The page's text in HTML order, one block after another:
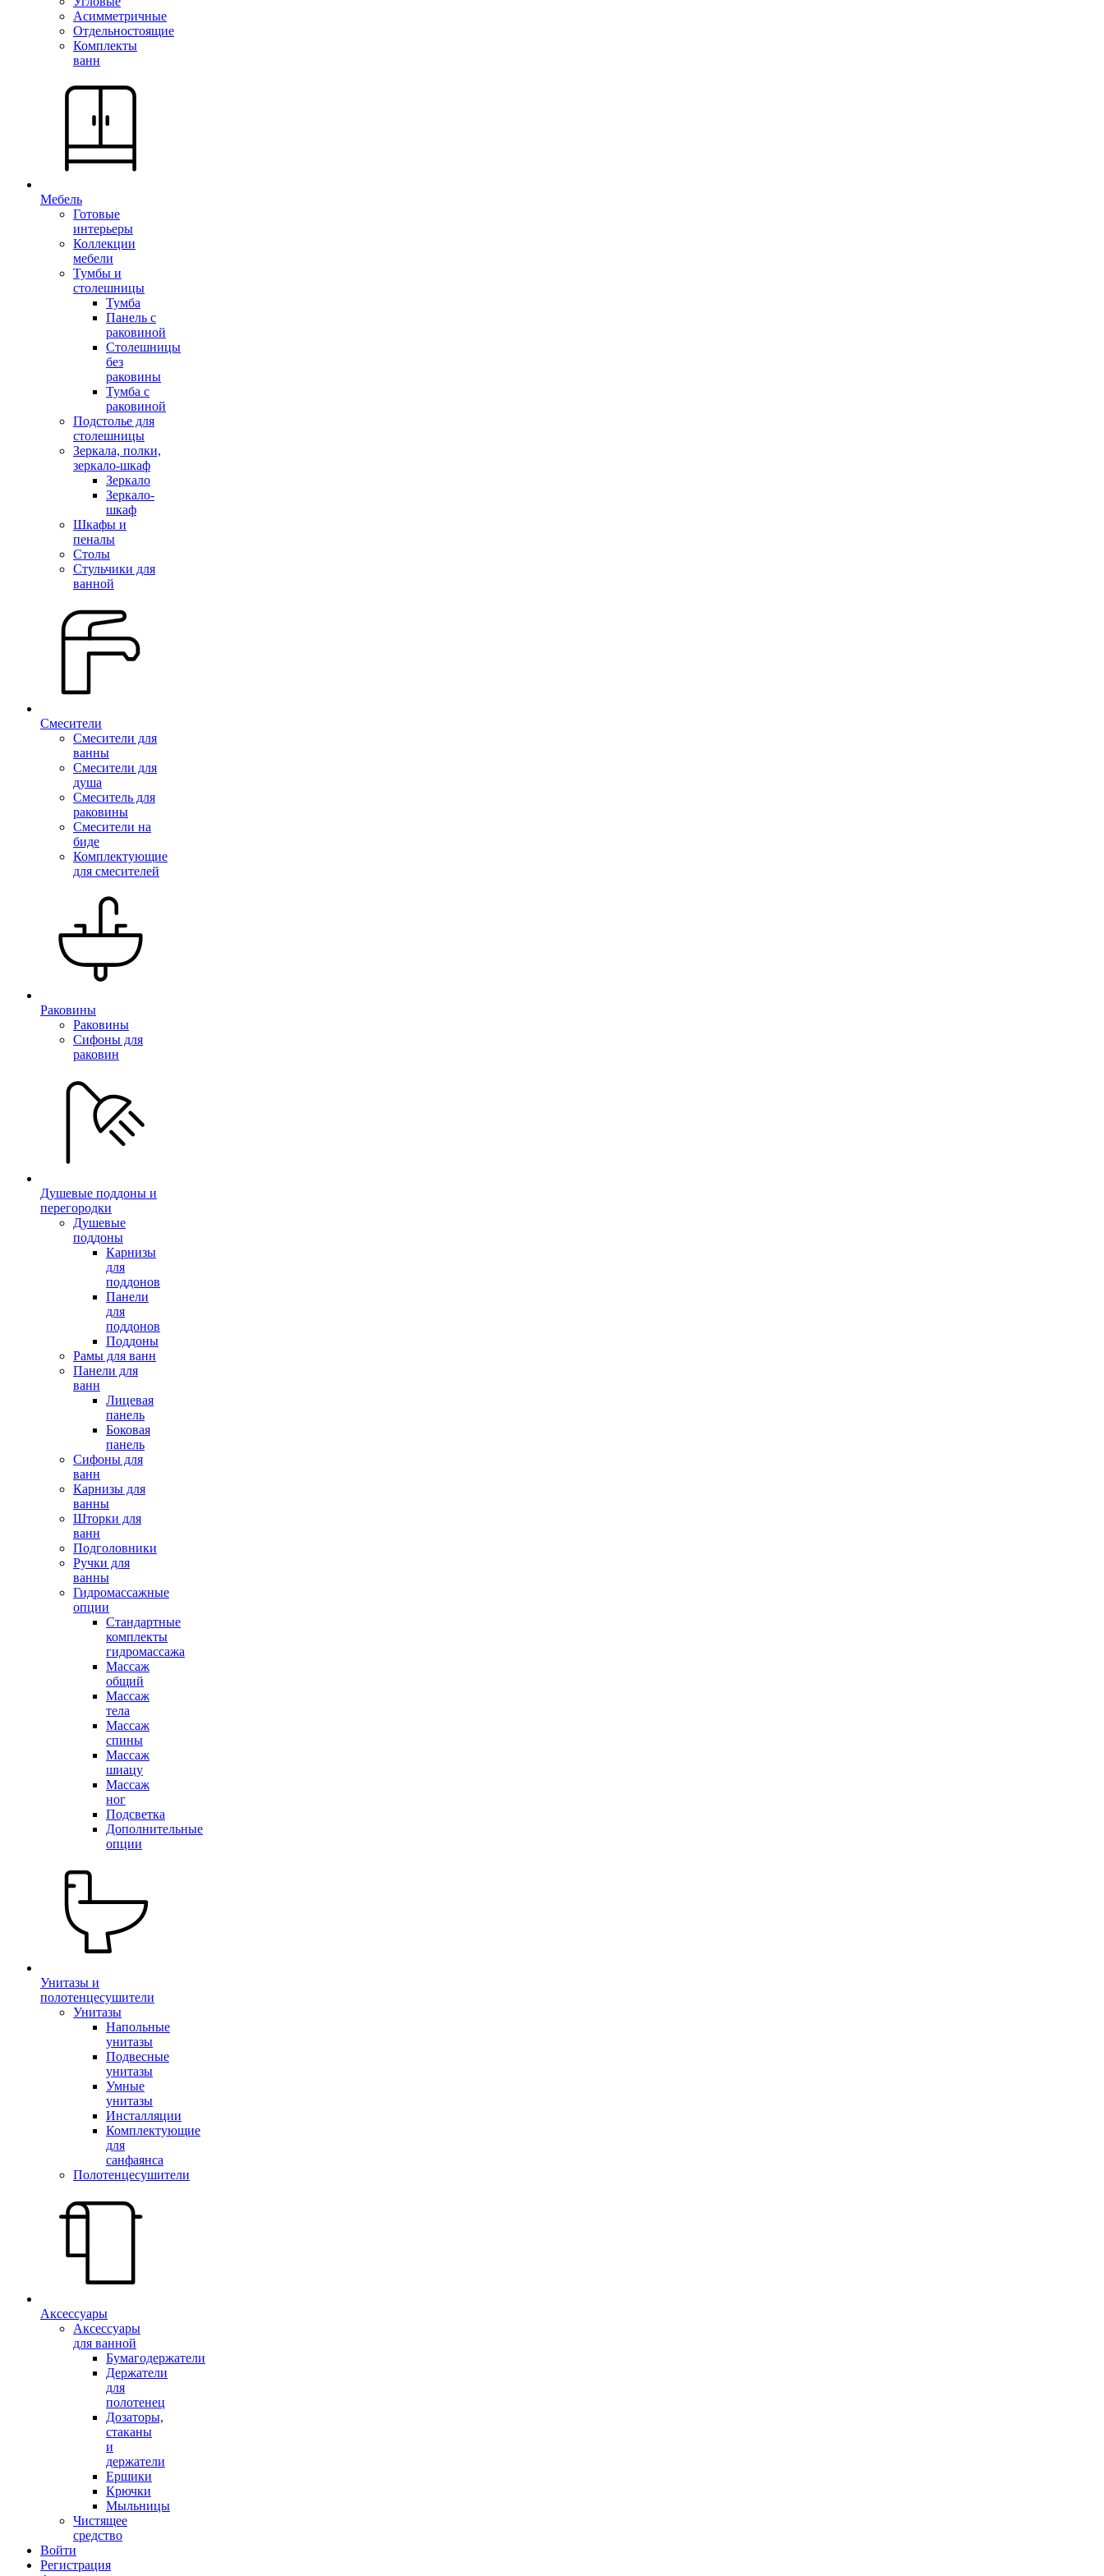
Асимметричные
Отдельностоящие
Комплекты
ванн
Мебель
Готовые
интерьеры
Коллекции
мебели
Тумбы и
столешницы
Тумба
Панель с
раковиной
Столешницы
без
раковины
Тумба с
раковиной
Подстолье для
столешницы
Зеркала, полки,
зеркало-шкаф
Зеркало
Зеркало-
шкаф
Шкафы и
пеналы
Столы
Стульчики для
ванной
Смесители
Смесители для
ванны
Смесители для
душа
Смеситель для
раковины
Смесители на
биде
Комплектующие
для смесителей
Раковины
Раковины
Сифоны для
раковин
Душевые поддоны и
перегородки
Душевые
поддоны
Карнизы
для
поддонов
Панели
для
поддонов
Поддоны
Рамы для ванн
Панели для
ванн
Лицевая
панель
Боковая
панель
Сифоны для
ванн
Карнизы для
ванны
Шторки для
ванн
Подголовники
Ручки для
ванны
Гидромассажные
опции
Стандартные
комплекты
гидромассажа
Массаж
общий
Массаж
тела
Массаж
спины
Массаж
шиацу
Массаж
ног
Подсветка
Дополнительные
опции
Унитазы и
полотенцесушители
Унитазы
Напольные
унитазы
Подвесные
унитазы
Умные
унитазы
Инсталляции
Комплектующие
для
санфаянса
Полотенцесушители
Аксессуары
Аксессуары
для ванной
Бумагодержатели
Держатели
для
полотенец
Дозаторы,
стаканы
и
держатели
Ершики
Крючки
Мыльницы
Чистящее
средство
Войти
Регистрация